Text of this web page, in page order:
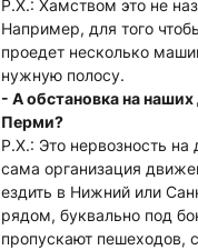
Р.Х.: Хамством это не
Например, для того
проедет несколько
нужную полосу.
- А обстановка на
Перми?
Р.Х.: Это нервозность
сама организация
ездить в Нижний или
рядом, буквально под
пропускают пешеходов,